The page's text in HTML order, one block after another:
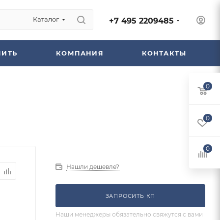
Каталог +7 495 2209485
КОМПАНИЯ КОНТАКТЫ
Нашли дешевле?
ЗАПРОСИТЬ КП
Наши менеджеры обязательно свяжутся с вами
0
0
0